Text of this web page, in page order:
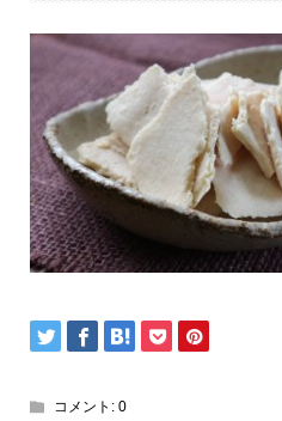
コメント: 0